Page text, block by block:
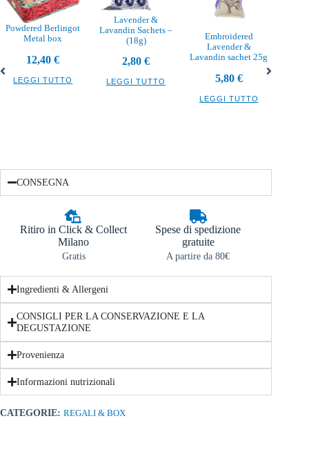
Powdered Berlingot
Metal box
12,40€
LEGGI TUTTO
Lavender &
Lavandin Sachets –
(18g)
2,80€
LEGGI TUTTO
Embroidered
Lavender &
Lavandin sachet 25g
5,80 €
LEGGI TUTTO
CONSEGNA
Ritiro in Click & Collect
Milano
Gratis
Spese di spedizione
gratuite
A partire da 80€
Ingredienti & Allergeni
CONSIGLI PER LA CONSERVAZIONE E LA
DEGUSTAZIONE
Provenienza
Informazioni nutrizionali
CATEGORIE: REGALI & BOX